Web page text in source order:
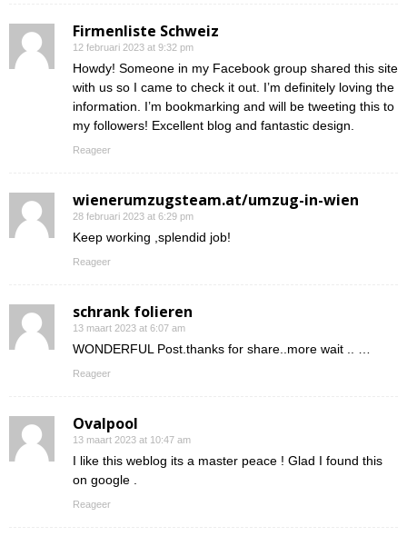
Firmenliste Schweiz
12 februari 2023 at 9:32 pm
Howdy! Someone in my Facebook group shared this site
with us so I came to check it out. I’m definitely loving the
information. I’m bookmarking and will be tweeting this to
my followers! Excellent blog and fantastic design.
Reageer
wienerumzugsteam.at/umzug-in-wien
28 februari 2023 at 6:29 pm
Keep working ,splendid job!
Reageer
schrank folieren
13 maart 2023 at 6:07 am
WONDERFUL Post.thanks for share..more wait .. …
Reageer
Ovalpool
13 maart 2023 at 10:47 am
I like this weblog its a master peace ! Glad I found this
on google .
Reageer